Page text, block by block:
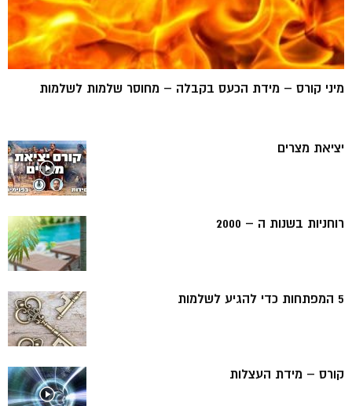
מיני קורס – מידת הכעס בקבלה – מחוסר שלמות לשלמות
יציאת מצרים
רוחניות בשנות ה – 2000
5 המפתחות כדי להגיע לשלמות
קורס – מידת העצלות